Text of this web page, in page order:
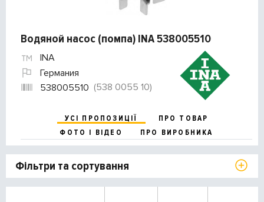
Водяной насос (помпа) INA 538005510
INA
Германия
538005510 (538 0055 10)
УСІ ПРОПОЗИЦІЇ
ПРО ТОВАР
ФОТО І ВІДЕО
ПРО ВИРОБНИКА
Фільтри та сортування